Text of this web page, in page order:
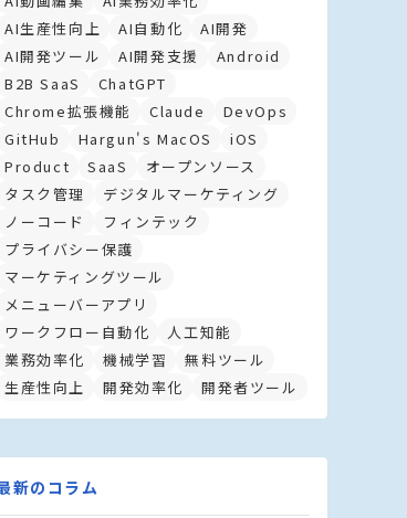
AI生産性向上
AI自動化
AI開発
AI開発ツール
AI開発支援
Android
B2B SaaS
ChatGPT
Chrome拡張機能
Claude
DevOps
GitHub
Hargun's MacOS
iOS
Product
SaaS
オープンソース
タスク管理
デジタルマーケティング
ノーコード
フィンテック
プライバシー保護
マーケティングツール
メニューバーアプリ
ワークフロー自動化
人工知能
業務効率化
機械学習
無料ツール
生産性向上
開発効率化 開発者ツール
新のコラム